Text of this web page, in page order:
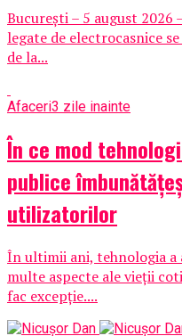
București – 5 august
legate de electrocasnice
de la...
Afaceri3 zile inainte
În ce mod
publice
utilizatorilor
În ultimii ani, tehnologia a
multe aspecte ale vieții
fac excepție....